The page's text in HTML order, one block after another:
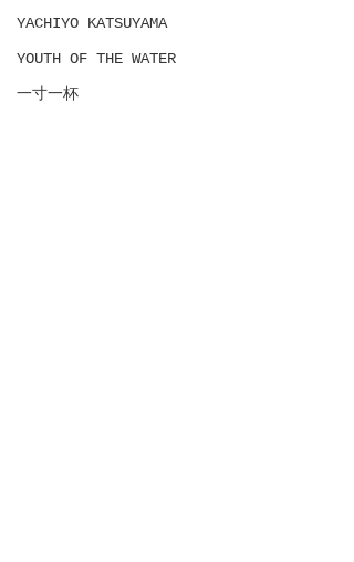
YACHIYO KATSUYAMA
YOUTH OF THE WATER
一寸一杯